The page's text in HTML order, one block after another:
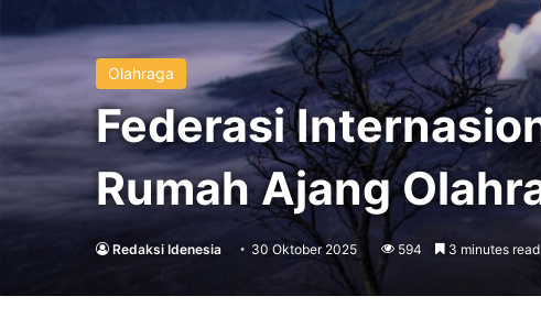
Olahraga
Federasi
Rumah Ajang
Redaksi Idenesia 30 Oktober 2025 594 3 minutes read